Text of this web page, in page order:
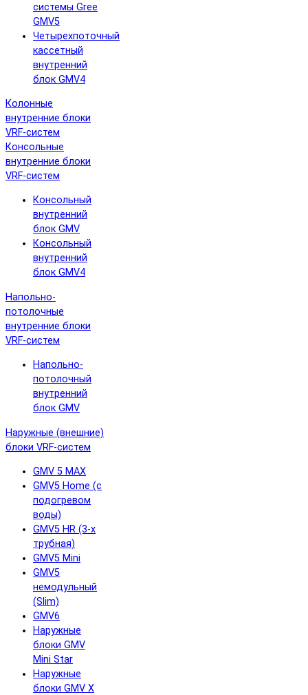
системы Gree
GMV5
Четырехпоточный
кассетный
внутренний
блок GMV4
Колонные
внутренние блоки
VRF-систем
Консольные
внутренние блоки
VRF-систем
Консольный
внутренний
блок GMV
Консольный
внутренний
блок GMV4
Напольно-
потолочные
внутренние блоки
VRF-систем
Напольно-
потолочный
внутренний
блок GMV
Наружные (внешние)
блоки VRF-систем
GMV 5 MAX
GMV5 Home (с
подогревом
воды)
GMV5 HR (3-х
трубная)
GMV5 Mini
GMV5
немодульный
(Slim)
GMV6
Наружные
блоки GMV
Mini Star
Наружные
блоки GMV X